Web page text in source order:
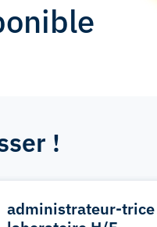
!
administrateur-trice